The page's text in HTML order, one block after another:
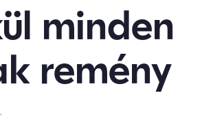
minden
remény